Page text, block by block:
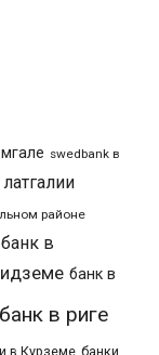
swedbank в
районе
банк в
банк в
банк в риге
в Курземе банки